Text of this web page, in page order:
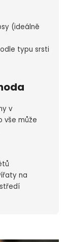
(ideálně
typu srsti
v
vše může
na